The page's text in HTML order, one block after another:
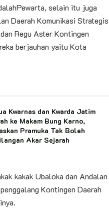
selain itu juga
Daerah Komunikasi Strategis
Regu Aster Kontingen
berjauhan yaitu Kota
Kwarnas dan Kwarda Jatim
ke Makam Bung Karno,
Pramuka Tak Boleh
Akar Sejarah
kakak Ubaloka dan Andalan
Kontingen Daerah